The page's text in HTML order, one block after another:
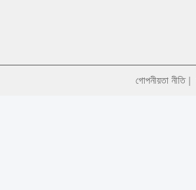
গোপনীয়তা নীতি|